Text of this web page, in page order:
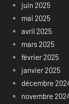
juin 2025
mai 2025
avril 2025
mars 2025
février 2025
janvier 2025
décembre
novembre